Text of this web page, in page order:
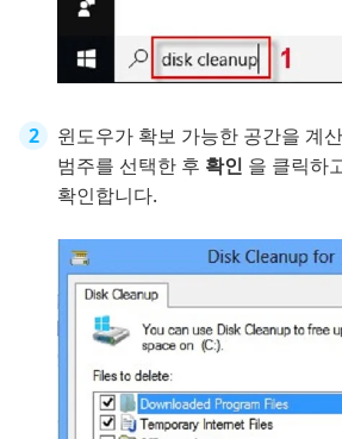
윈도우가 확보 가능한 공간을 계
범주를 선택한 후 확인 을 클릭하
확인합니다.